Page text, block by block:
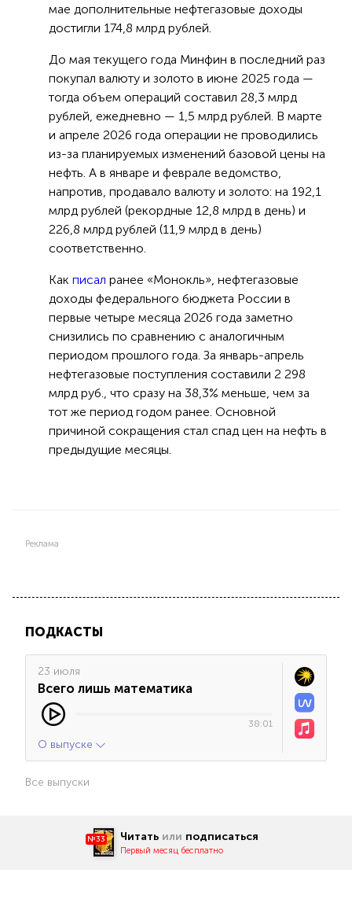
мае дополнительные нефтегазовые доходы
достигли 174,8 млрд рублей.
До мая текущего года Минфин в последний раз
покупал валюту и золото в июне 2025 года —
тогда объем операций составил 28,3 млрд
рублей, ежедневно — 1,5 млрд рублей. В марте
и апреле 2026 года операции не проводились
из-за планируемых изменений базовой цены на
нефть. А в январе и феврале ведомство,
напротив, продавало валюту и золото: на 192,1
млрд рублей (рекордные 12,8 млрд в день) и
226,8 млрд рублей (11,9 млрд в день)
соответственно.
Как писал ранее «Монокль», нефтегазовые
доходы федерального бюджета России в
первые четыре месяца 2026 года заметно
снизились по сравнению с аналогичным
периодом прошлого года. За январь-апрель
нефтегазовые поступления составили 2 298
млрд руб., что сразу на 38,3% меньше, чем за
тот же период годом ранее. Основной
причиной сокращения стал спад цен на нефть в
предыдущие месяцы.
Реклама
ПОДКАСТЫ
23 июля
Всего лишь математика
38:01
О выпуске
Все выпуски
№33 Читать или подписаться
Первый месяц бесплатно